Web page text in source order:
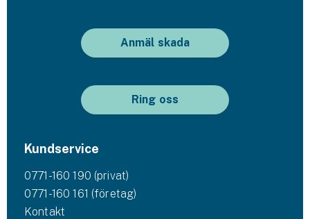
Anmäl skada
Ring oss
Kundservice
0771-160 190 (privat)
0771-160 161 (företag)
Kontakt